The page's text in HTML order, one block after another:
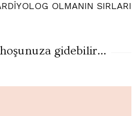
OLMANIN SIRLARI
gidebilir...